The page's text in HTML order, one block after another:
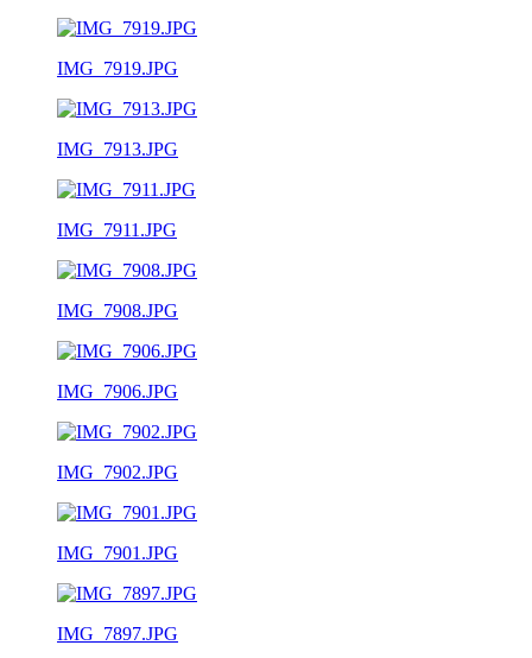
IMG_7919.JPG
IMG_7913.JPG
IMG_7911.JPG
IMG_7908.JPG
IMG_7906.JPG
IMG_7902.JPG
IMG_7901.JPG
IMG_7897.JPG